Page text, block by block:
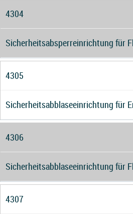
4304
Sicherheitsabsperreinrichtung für
4305
Sicherheitsabblaseeinrichtung für
4306
Sicherheitsabblaseeinrichtung für
4307